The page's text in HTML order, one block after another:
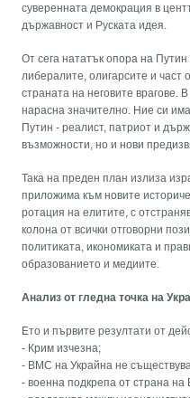
суверенната демокрация в
държавност и Руската идея.
От сега нататък опора на
либералите, олигарсите и част
страната на неговите врагове.
нарасна значително. Ние си
Путин - реалист, патриот и
възможности, но и нови
Така на преден план излиза
приложима към новите
ротация на елитите, с
колона от всички отговорни
политиката, икономиката и
образованието и медиите.
Анализ от гледна точка на
Ето и първите резултати от
- Крим изчезна;
- ВМС на Украйна не
- военна подкрепа от страна